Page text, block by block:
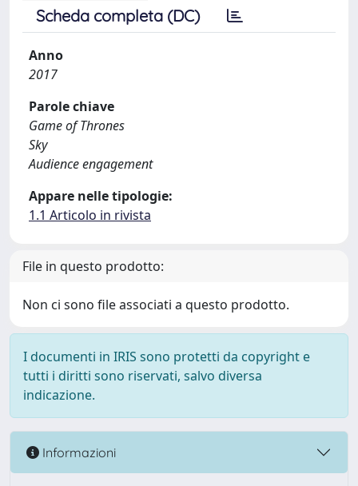
Scheda completa (DC)
Anno
2017
Parole chiave
Game of Thrones
Sky
Audience engagement
Appare nelle tipologie:
1.1 Articolo in rivista
File in questo prodotto:
Non ci sono file associati a questo prodotto.
I documenti in IRIS sono protetti da copyright e
tutti i diritti sono riservati, salvo diversa
indicazione.
Informazioni